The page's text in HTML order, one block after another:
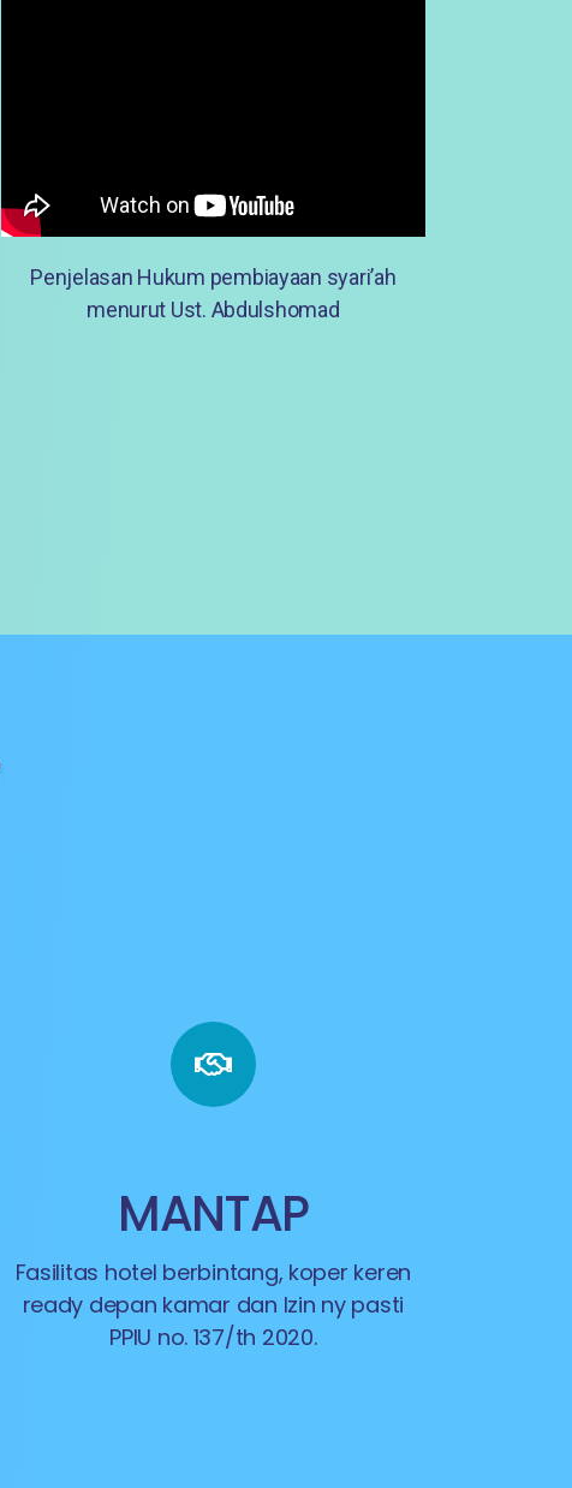
Penjelasan Hukum pembiayaan syari’ah
menurut Ust. Abdulshomad
MANTAP
Fasilitas hotel berbintang, koper keren
ready depan kamar dan Izin ny pasti
PPIU no. 137/th 2020.